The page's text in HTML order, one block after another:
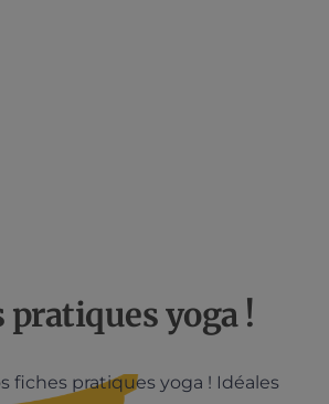
yoga !
fiches pratiques yoga ! Idéales